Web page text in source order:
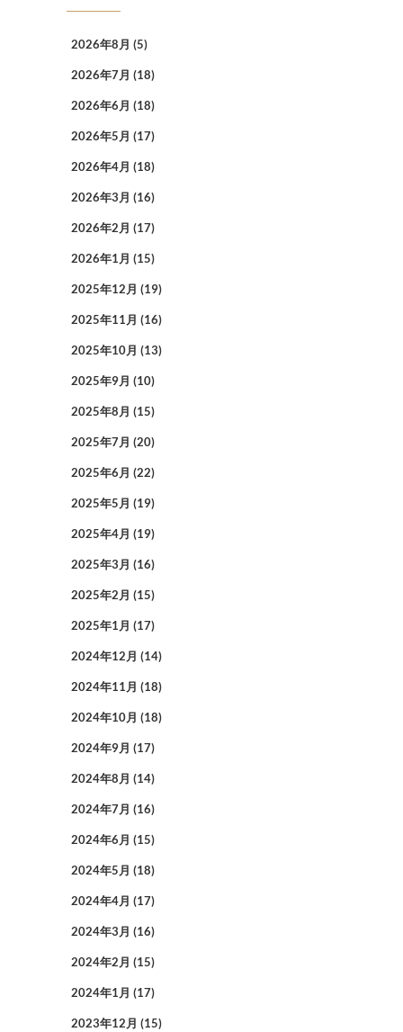
2026年8月 (5)
2026年7月 (18)
2026年6月 (18)
2026年5月 (17)
2026年4月 (18)
2026年3月 (16)
2026年2月 (17)
2026年1月 (15)
2025年12月 (19)
2025年11月 (16)
2025年10月 (13)
2025年9月 (10)
2025年8月 (15)
2025年7月 (20)
2025年6月 (22)
2025年5月 (19)
2025年4月 (19)
2025年3月 (16)
2025年2月 (15)
2025年1月 (17)
2024年12月 (14)
2024年11月 (18)
2024年10月 (18)
2024年9月 (17)
2024年8月 (14)
2024年7月 (16)
2024年6月 (15)
2024年5月 (18)
2024年4月 (17)
2024年3月 (16)
2024年2月 (15)
2024年1月 (17)
2023年12月 (15)